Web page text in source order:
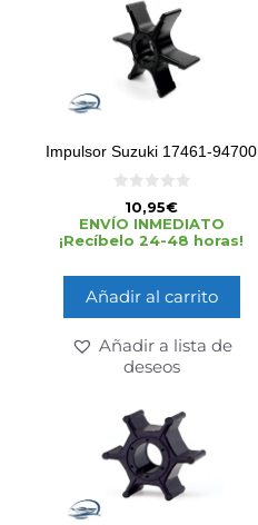
Impulsor Suzuki 17461-94700
d
e
5
10,95€
ENVÍO INMEDIATO
¡Recíbelo 24-48 horas!
Añadir al carrito
Añadir a lista de
deseos